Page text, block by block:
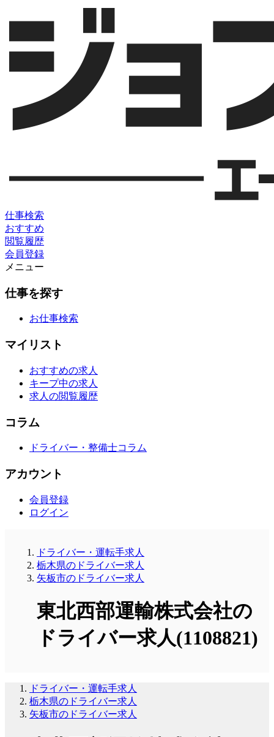
仕事検索
おすすめ
閲覧履歴
会員登録
メニュー
仕事を探す
お仕事検索
マイリスト
おすすめの求人
キープ中の求人
求人の閲覧履歴
コラム
ドライバー・整備士コラム
アカウント
会員登録
ログイン
ドライバー・運転手求人
栃木県のドライバー求人
矢板市のドライバー求人
東北西部運輸株式会社の
ドライバー求人(1108821)
ドライバー・運転手求人
栃木県のドライバー求人
矢板市のドライバー求人